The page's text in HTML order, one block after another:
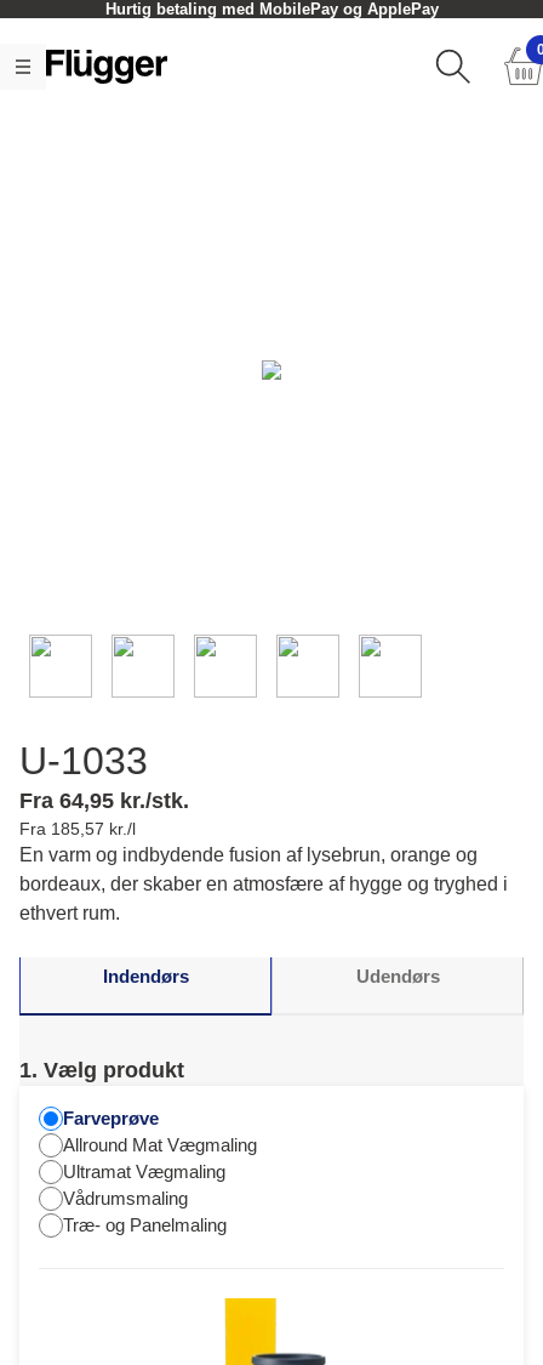
Hurtig betaling med MobilePay og ApplePay
U-1033
Fra 64,95 kr./stk.
Fra 185,57 kr./l
En varm og indbydende fusion af lysebrun, orange og
bordeaux, der skaber en atmosfære af hygge og tryghed i
ethvert rum.
Indendørs Udendørs
1. Vælg produkt
Farveprøve
Allround Mat Vægmaling
Ultramat Vægmaling
Vådrumsmaling
Træ- og Panelmaling